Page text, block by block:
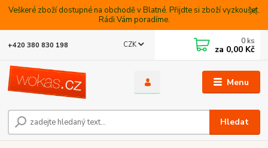
Veškeré zboží dostupné na obchodě v Blatné. Přijdte si zboží vyzkoušet.
Rádi Vám poradíme.
Menu
CZK
Hledat
+420 380 830 198 0 ks
za 0,00 Kč